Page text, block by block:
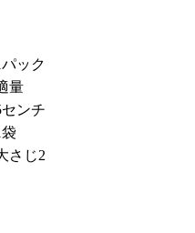
パック
量
センチ
袋
さじ2